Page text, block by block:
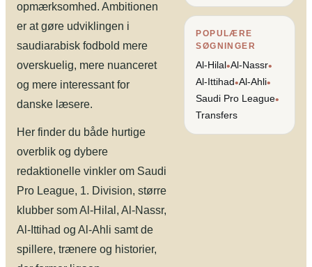
opmærksomhed. Ambitionen
er at gøre udviklingen i
saudiarabisk fodbold mere
overskuelig, mere nuanceret
og mere interessant for
danske læsere.
Her finder du både hurtige
overblik og dybere
redaktionelle vinkler om Saudi
Pro League, 1. Division, større
klubber som Al-Hilal, Al-Nassr,
Al-Ittihad og Al-Ahli samt de
spillere, trænere og historier,
POPULÆRE
SØGNINGER
Al-Hilal•Al-Nassr•
Al-Ittihad•Al-Ahli•
Saudi Pro League•
Transfers